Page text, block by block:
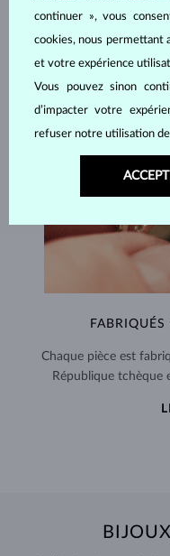
Chaque pièce est
République tchèque
continuer », vous
cookies, nous permettant
et votre expérience
Vous pouvez sinon
d’impacter votre
refuser notre utilisation